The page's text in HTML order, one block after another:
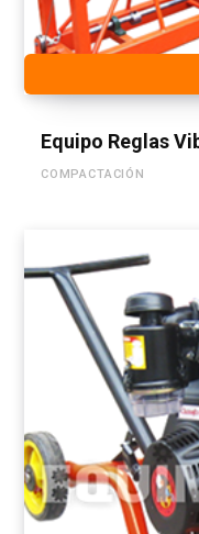
Equipo Reglas
COMPACTACIÓN